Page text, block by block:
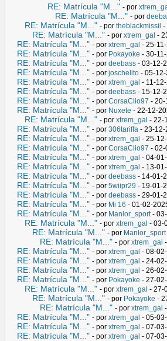
RE: Matrícula "M..." - por
RE: Matrícula "M..." - por
RE: Matrícula "M..." - por theblackmissil -
RE: Matrícula "M..." - por xtrem_gal -
RE: Matrícula "M..." - por xtrem_gal - 25-
RE: Matrícula "M..." - por Pokayoke - 30-
RE: Matrícula "M..." - por deebass - 03-12-
RE: Matrícula "M..." - por joschelito - 05-
RE: Matrícula "M..." - por xtrem_gal - 11-
RE: Matrícula "M..." - por deebass - 15-12-
RE: Matrícula "M..." - por CorsaClio97 - 20-
RE: Matrícula "M..." - por Nuxete - 22-12-
RE: Matrícula "M..." - por xtrem_gal - 22-
RE: Matrícula "M..." - por 306tariffa - 23-12-
RE: Matrícula "M..." - por xtrem_gal - 25-
RE: Matrícula "M..." - por CorsaClio97 - 02-
RE: Matrícula "M..." - por xtrem_gal - 04-
RE: Matrícula "M..." - por xtrem_gal - 13-
RE: Matrícula "M..." - por deebass - 14-01-
RE: Matrícula "M..." - por 5wiipr29 - 19-01-
RE: Matrícula "M..." - por deebass - 29-01-
RE: Matrícula "M..." - por Mi 16 - 01-02-
RE: Matrícula "M..." - por Manlor_sport-
RE: Matrícula "M..." - por xtrem_gal - 03-
RE: Matrícula "M..." - por Manlor_sport
RE: Matrícula "M..." - por xtrem_gal
RE: Matrícula "M..." - por xtrem_gal - 08-
RE: Matrícula "M..." - por xtrem_gal - 24-
RE: Matrícula "M..." - por xtrem_gal - 26-
RE: Matrícula "M..." - por Pokayoke - 27-
RE: Matrícula "M..." - por xtrem_gal - 27-
RE: Matrícula "M..." - por Pokayoke -
RE: Matrícula "M..." - por xtrem_gal
RE: Matrícula "M..." - por xtrem_gal - 05-
RE: Matrícula "M..." - por xtrem_gal - 07-
RE: Matrícula "M..." - por xtrem_gal - 07-